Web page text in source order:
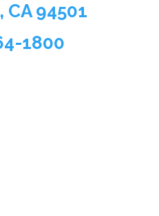
94501
1800